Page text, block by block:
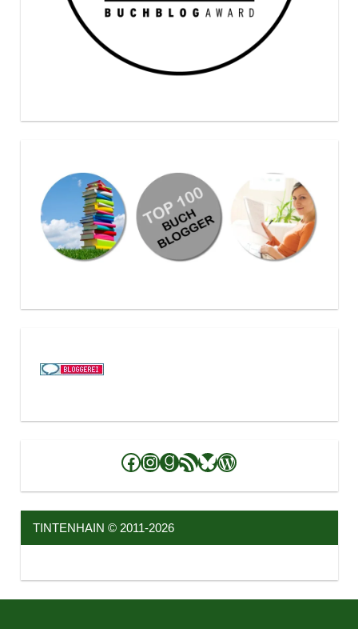
Facebook
Instagram
Goodreads
RSS-Feed
Bluesky
WordPress
TINTENHAIN © 2011-2026